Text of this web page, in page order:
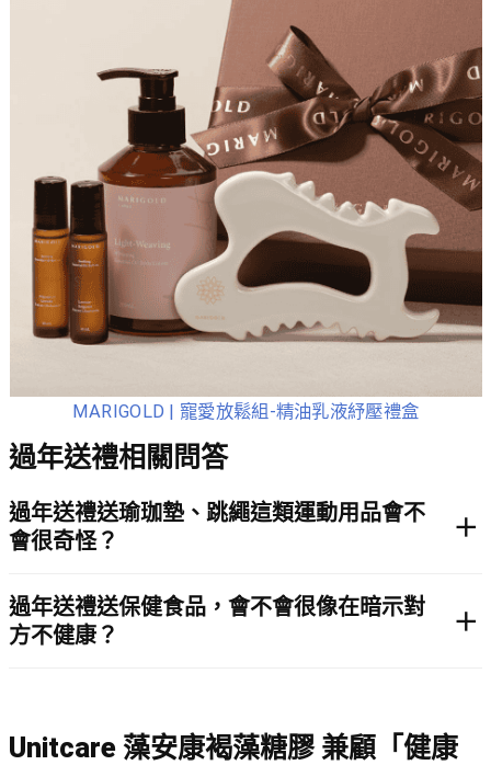
MARIGOLD | 寵愛放鬆組-精油乳液紓壓禮盒
過年送禮相關問答
過年送禮送瑜珈墊、跳繩這類運動用品會不
會很奇怪？
過年送禮送保健食品，會不會很像在暗示對
方不健康？
Unitcare 藻安康褐藻糖膠 兼顧「健康